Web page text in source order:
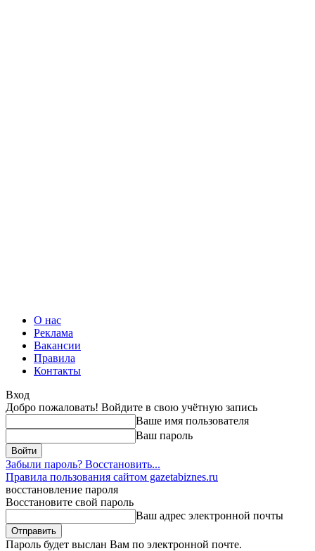
О нас
Реклама
Вакансии
Правила
Контакты
Вход
Добро пожаловать! Войдите в свою учётную запись
Ваше имя пользователя
Ваш пароль
Забыли пароль? Восстановить...
Правила пользования сайтом gazetabiznes.ru
восстановление пароля
Восстановите свой пароль
Ваш адрес электронной почты
Пароль будет выслан Вам по электронной почте.